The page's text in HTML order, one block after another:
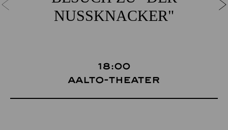
NUSSKNACKER"
18:00
Aalto-Theater